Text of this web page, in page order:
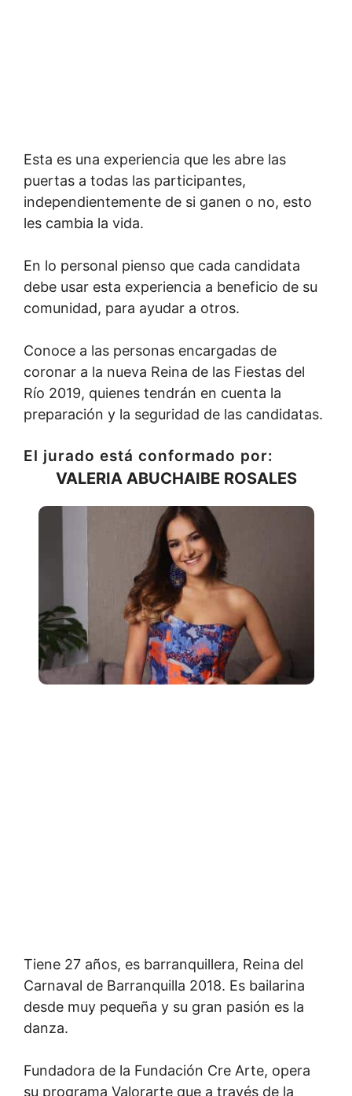
Esta es una experiencia que les abre las
puertas a todas las participantes,
independientemente de si ganen o no, esto
les cambia la vida.
En lo personal pienso que cada candidata
debe usar esta experiencia a beneficio de su
comunidad, para ayudar a otros.
Conoce a las personas encargadas de
coronar a la nueva Reina de las Fiestas del
Río 2019, quienes tendrán en cuenta la
preparación y la seguridad de las candidatas.
El jurado está conformado por:
VALERIA ABUCHAIBE ROSALES
Tiene 27 años, es barranquillera, Reina del
Carnaval de Barranquilla 2018. Es bailarina
desde muy pequeña y su gran pasión es la
danza.
Fundadora de la Fundación Cre Arte, opera
su programa Valorarte que a través de la